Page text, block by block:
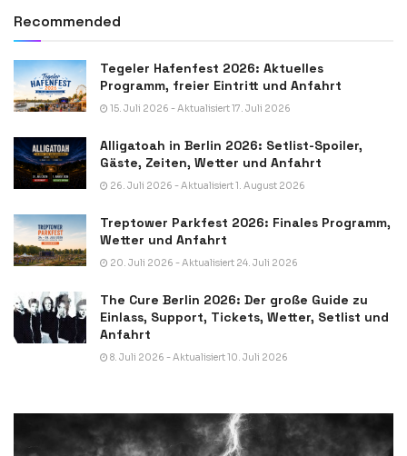
Recommended
Tegeler Hafenfest 2026: Aktuelles
Programm, freier Eintritt und Anfahrt
15. Juli 2026 - Aktualisiert 17. Juli 2026
Alligatoah in Berlin 2026: Setlist-Spoiler,
Gäste, Zeiten, Wetter und Anfahrt
26. Juli 2026 - Aktualisiert 1. August 2026
Treptower Parkfest 2026: Finales Programm,
Wetter und Anfahrt
20. Juli 2026 - Aktualisiert 24. Juli 2026
The Cure Berlin 2026: Der große Guide zu
Einlass, Support, Tickets, Wetter, Setlist und
Anfahrt
8. Juli 2026 - Aktualisiert 10. Juli 2026